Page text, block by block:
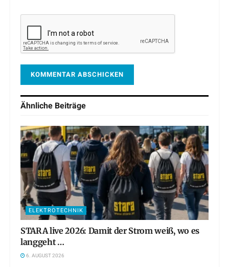
Ähnliche Beiträge
ELEKTROTECHNIK
STARA live 2026: Damit der Strom weiß, wo es
langgeht …
6. AUGUST 2026